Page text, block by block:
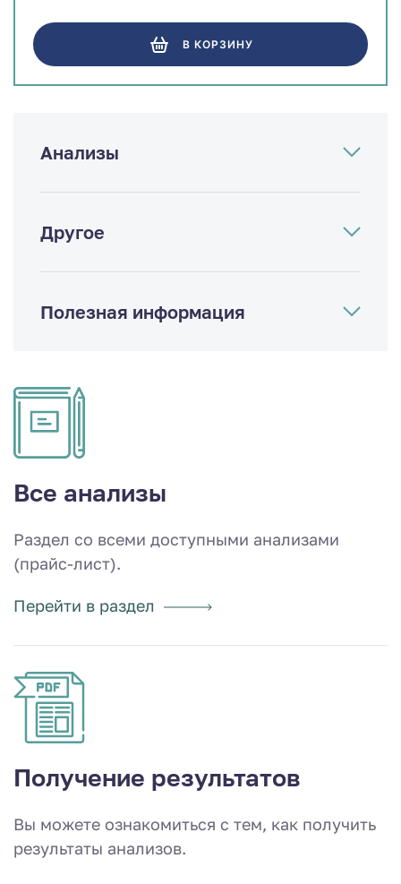
Анализы
Другое
Полезная информация
В КОРЗИНУ
Все анализы
Раздел со всеми доступными анализами
(прайс-лист).
Перейти в раздел
Получение результатов
Вы можете ознакомиться с тем, как получить
результаты анализов.